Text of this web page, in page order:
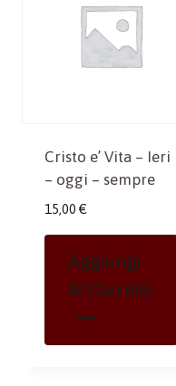
Cristo e’ Vita – Ieri
– oggi – sempre
15,00 €
Aggiungi
Al Carrello